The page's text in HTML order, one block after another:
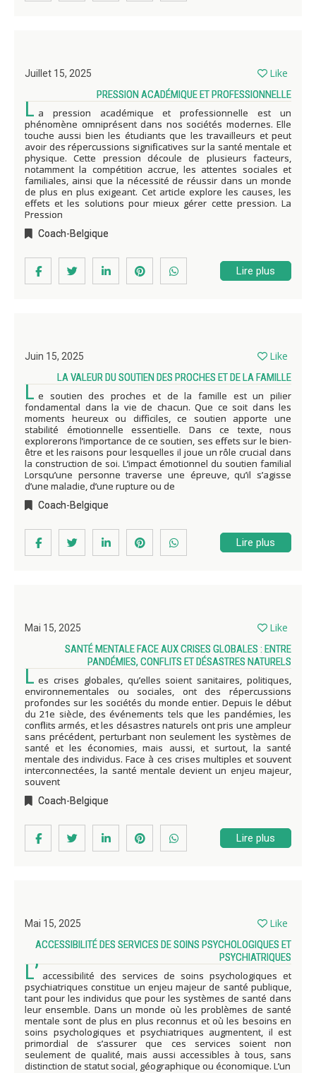
Juillet 15, 2025 Like
PRESSION ACADÉMIQUE ET PROFESSIONNELLE
L a pression académique et professionnelle est un
phénomène omniprésent dans nos sociétés modernes. Elle
touche aussi bien les étudiants que les travailleurs et peut
avoir des répercussions significatives sur la santé mentale et
physique. Cette pression découle de plusieurs facteurs,
notamment la compétition accrue, les attentes sociales et
familiales, ainsi que la nécessité de réussir dans un monde
de plus en plus exigeant. Cet article explore les causes, les
effets et les solutions pour mieux gérer cette pression. La
Pression
Coach-Belgique
Lire plus
Juin 15, 2025 Like
LA VALEUR DU SOUTIEN DES PROCHES ET DE LA FAMILLE
L e soutien des proches et de la famille est un pilier
fondamental dans la vie de chacun. Que ce soit dans les
moments heureux ou difficiles, ce soutien apporte une
stabilité émotionnelle essentielle. Dans ce texte, nous
explorerons l’importance de ce soutien, ses effets sur le bien-
être et les raisons pour lesquelles il joue un rôle crucial dans
la construction de soi. L’impact émotionnel du soutien familial
Lorsqu’une personne traverse une épreuve, qu’il s’agisse
d’une maladie, d’une rupture ou de
Coach-Belgique
Lire plus
Mai 15, 2025 Like
SANTÉ MENTALE FACE AUX CRISES GLOBALES : ENTRE
PANDÉMIES, CONFLITS ET DÉSASTRES NATURELS
L es crises globales, qu’elles soient sanitaires, politiques,
environnementales ou sociales, ont des répercussions
profondes sur les sociétés du monde entier. Depuis le début
du 21e siècle, des événements tels que les pandémies, les
conflits armés, et les désastres naturels ont pris une ampleur
sans précédent, perturbant non seulement les systèmes de
santé et les économies, mais aussi, et surtout, la santé
mentale des individus. Face à ces crises multiples et souvent
interconnectées, la santé mentale devient un enjeu majeur,
souvent
Coach-Belgique
Lire plus
Mai 15, 2025 Like
ACCESSIBILITÉ DES SERVICES DE SOINS PSYCHOLOGIQUES ET
PSYCHIATRIQUES
L’ accessibilité des services de soins psychologiques et
psychiatriques constitue un enjeu majeur de santé publique,
tant pour les individus que pour les systèmes de santé dans
leur ensemble. Dans un monde où les problèmes de santé
mentale sont de plus en plus reconnus et où les besoins en
soins psychologiques et psychiatriques augmentent, il est
primordial de s’assurer que ces services soient non
seulement de qualité, mais aussi accessibles à tous, sans
distinction de statut social, géographique ou économique. L’un